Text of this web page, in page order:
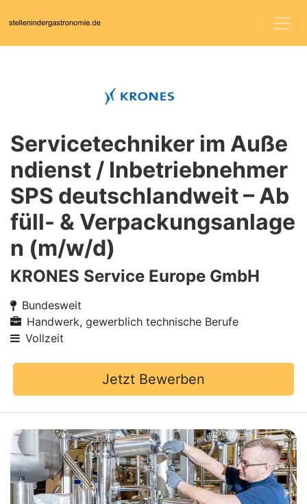
Servicetechniker im Auße
ndienst / Inbetriebnehmer
SPS deutschlandweit – Ab
füll- & Verpackungsanlage
n (m/w/d)
KRONES Service Europe GmbH
Bundesweit
Handwerk, gewerblich technische Berufe
Vollzeit
Jetzt Bewerben